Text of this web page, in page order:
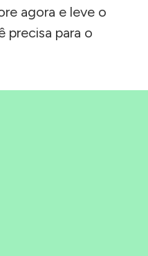
agora e leve o
para o